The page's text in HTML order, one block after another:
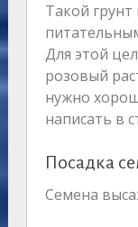
Такой грунт
Для этой
розовый
нужно
написать в
Посадка
Семена